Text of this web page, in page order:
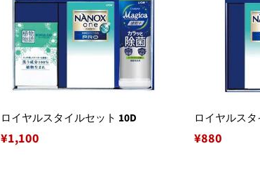
ロイヤルスタイルセット 10D
通
¥1,100
ロイヤルス
通
¥880